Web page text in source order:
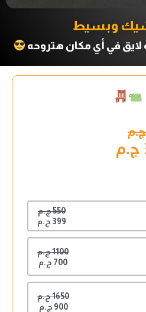
وبسيط
في أي مكان هتروحه
550 ج.م
399 ج.م
1100 ج.م
700 ج.م
1650 ج.م
900 ج.م